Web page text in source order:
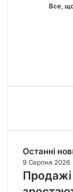
Все,
Останні
9 Серпня 2026
Продажі